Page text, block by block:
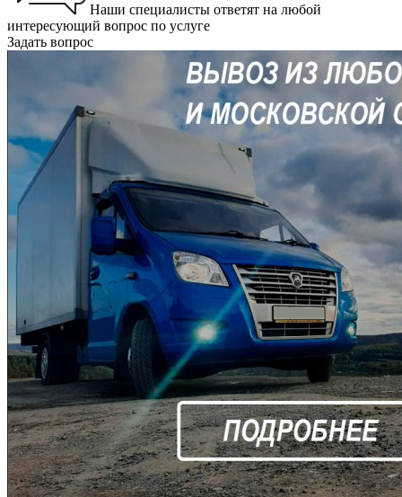
Наши специалисты ответят на любой
интересующий вопрос по услуге
Задать вопрос